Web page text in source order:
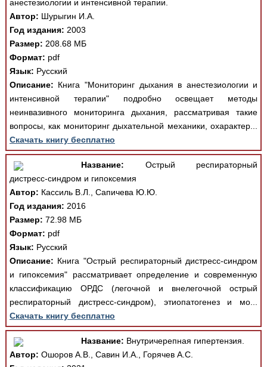
анестезиологии и интенсивной терапии.
Автор: Шурыгин И.А.
Год издания: 2003
Размер: 208.68 МБ
Формат: pdf
Язык: Русский
Описание: Книга "Мониторинг дыхания в анестезиологии и
интенсивной терапии" подробно освещает методы
неинвазивного мониторинга дыхания, рассматривая такие
вопросы, как мониторинг дыхательной механики, охарактер...
Скачать книгу бесплатно
Название: Острый респираторный
дистресс-синдром и гипоксемия
Автор: Кассиль В.Л., Сапичева Ю.Ю.
Год издания: 2016
Размер: 72.98 МБ
Формат: pdf
Язык: Русский
Описание: Книга "Острый респираторный дистресс-синдром
и гипоксемия" рассматривает определение и современную
классификацию ОРДС (легочной и внелегочной острый
респираторный дистресс-синдром), этиопатогенез и мо...
Скачать книгу бесплатно
Название: Внутричерепная гипертензия.
Автор: Ошоров А.В., Савин И.А., Горячев А.С.